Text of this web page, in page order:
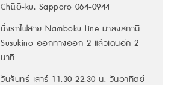
Chūō-ku, Sapporo 064-0944
นั่งรถไฟสาย Namboku Line มาลงสถานี
Susukino ออกทางออก 2 แล้วเดินอีก 2
นาที
วันจันทร์-เสาร์ 11.30-22.30 น. วันอาทิตย์